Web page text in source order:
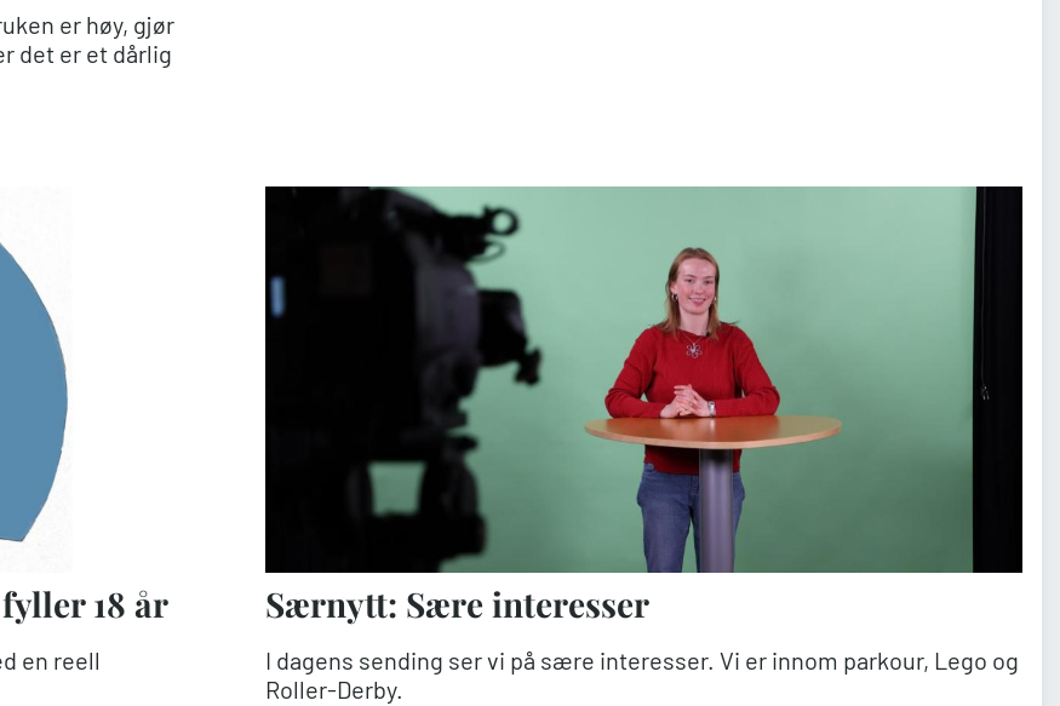
er høy, gjør
det er et dårlig
18 år
en reell
Særnytt: Sære interesser
I dagens sending ser vi på sære interesser. Vi er innom parkour, Lego og
Roller-Derby.